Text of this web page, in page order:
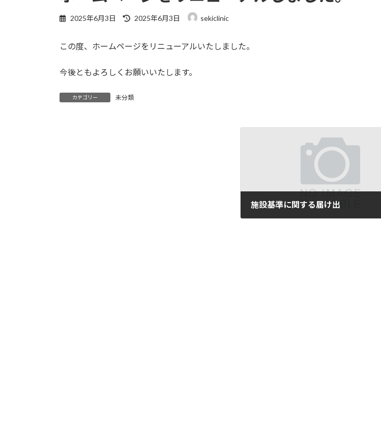
2025年6月3日
最
新
時
:
2025年6月3日 sekiclinic
この度、ホームページをリニューアルいたしました。
今後ともよろしくお願いいたします。
カテゴリー 未分類
施設基準に関する届け出